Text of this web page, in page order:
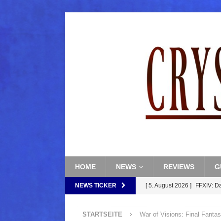
HOME NEWS REVIEWS
NEWS TICKER [ 5. August 2026 ] FFXIV:
FFXIV:
STARTSEITE War of Visions: Final